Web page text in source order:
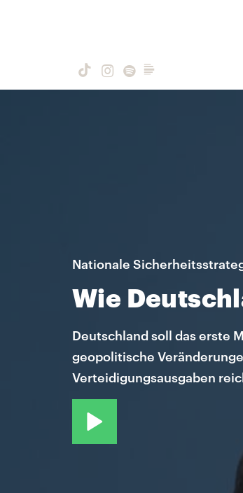
Nationale
Wie
Deutschland soll das erste
geopolitische
Verteidigungsausgaben